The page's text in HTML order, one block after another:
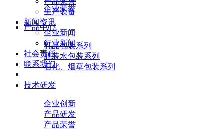
生产装备
新闻资讯
企业新闻
行业新闻
社会责任
联系我们
企业荣誉
产品中心
乳品包装系列
瓶装水包装系列
石化、烟草包装系列
技术研发
企业创新
产品研发
产品荣誉